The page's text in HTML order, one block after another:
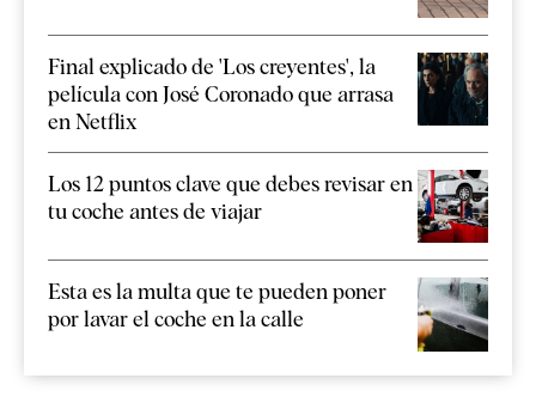
Final explicado de 'Los creyentes', la
película con José Coronado que arrasa
en Netflix
Los 12 puntos clave que debes revisar en
tu coche antes de viajar
Esta es la multa que te pueden poner
por lavar el coche en la calle